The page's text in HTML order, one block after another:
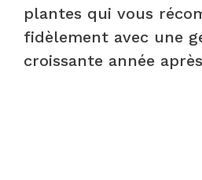
plantes qui vous
fidèlement avec une
croissante année